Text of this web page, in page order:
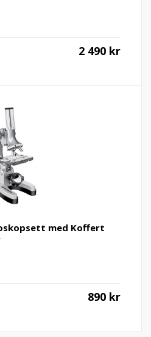
2 490 kr
med Koffert
890 kr